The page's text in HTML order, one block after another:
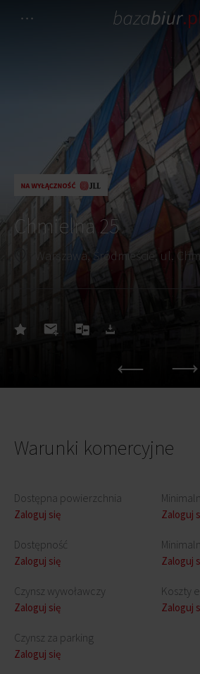
Chmielna 25
Warszawa, Śródmieście, ul.
Warunki komercyjne
Dostępna powierzchnia
Zaloguj się
Dostępność
Zaloguj się
Czynsz wywoławczy
Zaloguj się
Czynsz za parking
Zaloguj się
Zaloguj
Zaloguj
Koszty
Zaloguj